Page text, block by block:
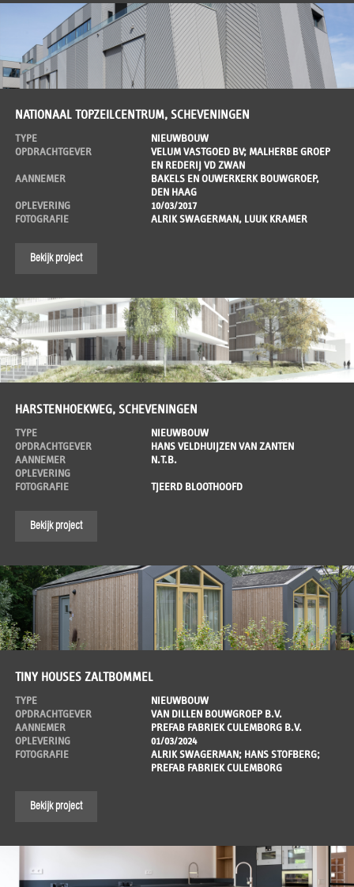
NATIONAAL TOPZEILCENTRUM, SCHEVENINGEN
TYPE
NIEUWBOUW
OPDRACHTGEVER
VELUM VASTGOED BV; MALHERBE GROEP
EN REDERIJ VD ZWAN
AANNEMER
BAKELS EN OUWERKERK BOUWGROEP,
DEN HAAG
OPLEVERING
10/03/2017
FOTOGRAFIE
ALRIK SWAGERMAN, LUUK KRAMER
Bekijk project
HARSTENHOEKWEG, SCHEVENINGEN
TYPE
NIEUWBOUW
OPDRACHTGEVER
HANS VELDHUIJZEN VAN ZANTEN
AANNEMER
N.T.B.
OPLEVERING
FOTOGRAFIE
TJEERD BLOOTHOOFD
Bekijk project
TINY HOUSES ZALTBOMMEL
TYPE
NIEUWBOUW
OPDRACHTGEVER
VAN DILLEN BOUWGROEP B.V.
AANNEMER
PREFAB FABRIEK CULEMBORG B.V.
OPLEVERING
01/03/2024
FOTOGRAFIE
ALRIK SWAGERMAN; HANS STOFBERG;
PREFAB FABRIEK CULEMBORG
Bekijk project